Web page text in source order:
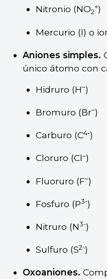
Nitronio (NO2
+)
Mercurio (I) o
Aniones simples.
único átomo con
Hidruro (H–)
Bromuro (Br–)
Carburo (C4-)
Cloruro (Cl–)
Fluoruro (F–)
Fosfuro (P3-)
Nitruro (N3-)
Sulfuro (S2-)
Oxoaniones.